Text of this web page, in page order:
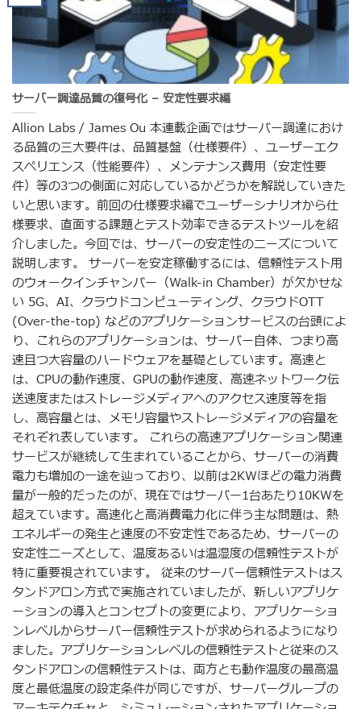
サーバー調達品質の復号化 – 安定性要求編
Allion Labs / James Ou 本連載企画ではサーバー調達におけ
る品質の三大要件は、品質基盤（仕様要件）、ユーザーエク
スペリエンス（性能要件）、メンテナンス費用（安定性要
件）等の3つの側面に対応しているかどうかを解説していきた
いと思います。前回の仕様要求編でユーザーシナリオから仕
様要求、直面する課題とテスト効率できるテストツールを紹
介しました。今回では、サーバーの安定性のニーズについて
説明します。 サーバーを安定稼働するには、信頼性テスト用
のウォークインチャンバー（Walk-in Chamber）が欠かせな
い 5G、AI、クラウドコンピューティング、クラウドOTT
(Over-the-top) などのアプリケーションサービスの台頭によ
り、これらのアプリケーションは、サーバー自体、つまり高
速且つ大容量のハードウェアを基礎としています。高速と
は、CPUの動作速度、GPUの動作速度、高速ネットワーク伝
送速度またはストレージメディアへのアクセス速度等を指
し、高容量とは、メモリ容量やストレージメディアの容量を
それぞれ表しています。 これらの高速アプリケーション関連
サービスが継続して生まれていることから、サーバーの消費
電力も増加の一途を辿っており、以前は2KWほどの電力消費
量が一般的だったのが、現在ではサーバー1台あたり10KWを
超えています。高速化と高消費電力化に伴う主な問題は、熱
エネルギーの発生と速度の不安定性であるため、サーバーの
安定性ニーズとして、温度あるいは温湿度の信頼性テストが
特に重要視されています。 従来のサーバー信頼性テストはス
タンドアロン方式で実施されていましたが、新しいアプリケ
ーションの導入とコンセプトの変更により、アプリケーショ
ンレベルからサーバー信頼性テストが求められるようになり
ました。アプリケーションレベルの信頼性テストと従来のス
タンドアロンの信頼性テストは、両方とも動作温度の最高温
度と最低温度の設定条件が同じですが、サーバーグループの